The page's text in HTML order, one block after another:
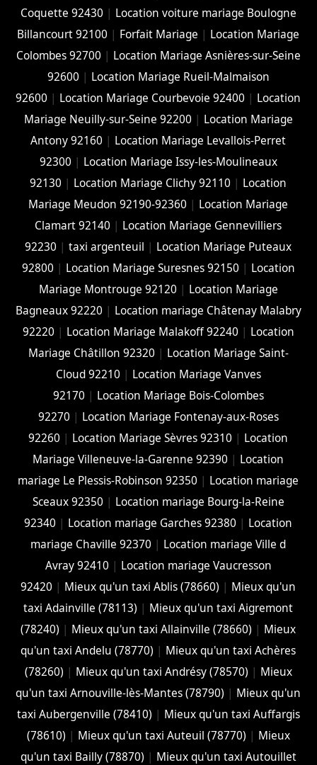
Coquette 92430 | Location voiture mariage Boulogne
Billancourt 92100 | Forfait Mariage | Location Mariage
Colombes 92700 | Location Mariage Asnières-sur-Seine
92600 | Location Mariage Rueil-Malmaison
92600 | Location Mariage Courbevoie 92400 | Location
Mariage Neuilly-sur-Seine 92200 | Location Mariage
Antony 92160 | Location Mariage Levallois-Perret
92300 | Location Mariage Issy-les-Moulineaux
92130 | Location Mariage Clichy 92110 | Location
Mariage Meudon 92190-92360 | Location Mariage
Clamart 92140 | Location Mariage Gennevilliers
92230 |taxi argenteuil | Location Mariage Puteaux
92800 | Location Mariage Suresnes 92150 | Location
Mariage Montrouge 92120 | Location Mariage
Bagneaux 92220 | Location mariage Châtenay Malabry
92220 | Location Mariage Malakoff 92240 | Location
Mariage Châtillon 92320 | Location Mariage Saint-
Cloud 92210 | Location Mariage Vanves
92170 | Location Mariage Bois-Colombes
92270 | Location Mariage Fontenay-aux-Roses
92260 | Location Mariage Sèvres 92310 | Location
Mariage Villeneuve-la-Garenne 92390 | Location
mariage Le Plessis-Robinson 92350 | Location mariage
Sceaux 92350 | Location mariage Bourg-la-Reine
92340 | Location mariage Garches 92380 | Location
mariage Chaville 92370 | Location mariage Ville d
Avray 92410 | Location mariage Vaucresson
92420 | Mieux qu'un taxi Ablis (78660) | Mieux qu'un
taxi Adainville (78113) | Mieux qu'un taxi Aigremont
(78240) | Mieux qu'un taxi Allainville (78660) | Mieux
qu'un taxi Andelu (78770) | Mieux qu'un taxi Achères
(78260) | Mieux qu'un taxi Andrésy (78570) | Mieux
qu'un taxi Arnouville-lès-Mantes (78790) | Mieux qu'un
taxi Aubergenville (78410) | Mieux qu'un taxi Auffargis
(78610) | Mieux qu'un taxi Auteuil (78770) | Mieux
qu'un taxi Bailly (78870) | Mieux qu'un taxi Autouillet